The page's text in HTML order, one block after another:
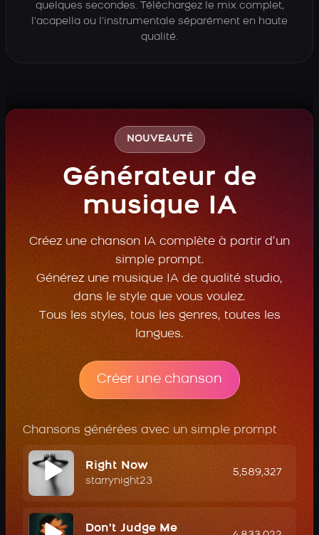
quelques secondes. Téléchargez le mix complet,
l’acapella ou l’instrumentale séparément en haute
qualité.
NOUVEAUTÉ
Générateur de
musique IA
Créez une chanson IA complète à partir d’un
simple prompt.
Générez une musique IA de qualité studio,
dans le style que vous voulez.
Tous les styles, tous les genres, toutes les
langues.
Créer une chanson
Chansons générées avec un simple prompt
Right Now
starrynight23
5,589,327
Don't Judge Me